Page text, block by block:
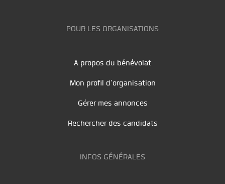
POUR LES ORGANISATIONS
A propos du bénévolat
Mon profil d'organisation
Gérer mes annonces
Rechercher des candidats
INFOS GÉNÉRALES